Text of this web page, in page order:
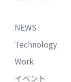
NEWS
Technology
Work
イベント